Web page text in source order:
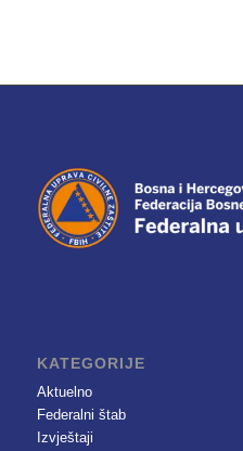
KATEGORIJE
Aktuelno
Federalni štab
Izvještaji